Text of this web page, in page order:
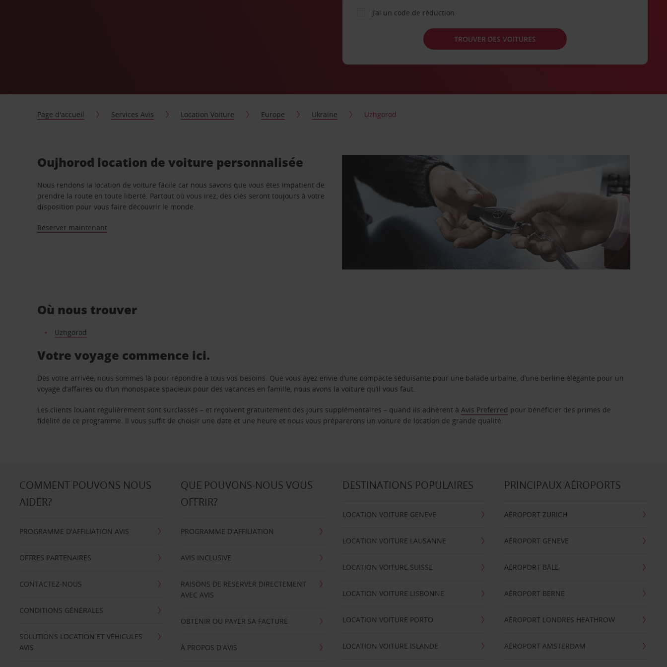
J’ai un code de réduction
TROUVER DES VOITURES
Page d'accueil Services Avis Location Voiture Europe Ukraine Uzhgorod
Oujhorod location de voiture personnalisée
Nous rendons la location de voiture facile car nous savons que vous êtes impatient de
prendre la route en toute liberté. Partout où vous irez, des clés seront toujours à votre
disposition pour vous faire découvrir le monde.
Réserver maintenant
Où nous trouver
Uzhgorod
Votre voyage commence ici.
Dès votre arrivée, nous sommes là pour répondre à tous vos besoins. Que vous ayez envie d’une compacte séduisante pour une balade urbaine, d’une berline élégante pour un
voyage d’affaires ou d’un monospace spacieux pour des vacances en famille, nous avons la voiture qu’il vous faut.
Les clients louant régulièrement sont surclassés – et reçoivent gratuitement des jours supplémentaires – quand ils adhèrent àAvis Preferred pour bénéficier des primes de
fidélité de ce programme. Il vous suffit de choisir une date et une heure et nous vous préparerons un voiture de location de grande qualité.
COMMENT POUVONS NOUS
AIDER?
PROGRAMME D'AFFILIATION AVIS
OFFRES PARTENAIRES
CONTACTEZ-NOUS
CONDITIONS GÉNÉRALES
SOLUTIONS LOCATION ET VÉHICULES
AVIS
QUE POUVONS-NOUS VOUS
OFFRIR?
PROGRAMME D'AFFILIATION
AVIS INCLUSIVE
RAISONS DE RÉSERVER DIRECTEMENT
AVEC AVIS
OBTENIR OU PAYER SA FACTURE
À PROPOS D'AVIS
DESTINATIONS POPULAIRES
LOCATION VOITURE GENEVE
LOCATION VOITURE LAUSANNE
LOCATION VOITURE SUISSE
LOCATION VOITURE LISBONNE
LOCATION VOITURE PORTO
LOCATION VOITURE ISLANDE
PRINCIPAUX AÉROPORTS
AÉROPORT ZURICH
AÉROPORT GENEVE
AÉROPORT BÂLE
AÉROPORT BERNE
AÉROPORT LONDRES HEATHROW
AÉROPORT AMSTERDAM